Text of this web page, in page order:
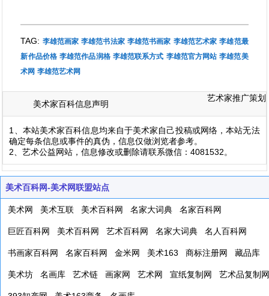
TAG: 李雄范画家 李雄范书法家 李雄范书画家 李雄范艺术家 李雄范最
新作品价格 李雄范作品润格 李雄范联系方式 李雄范官方网站 李雄范美
术网 李雄范艺术网
美术家百科信息声明
艺术家推广策划
1、本站美术家百科信息均来自于美术家自己投稿或网络，本站无法
确定每条信息或事件的真伪，信息仅做浏览者参考。
2、艺术公益网站，信息修改或删除请联系微信：4081532。
美术百科网-美术网联盟站点
美术网 美术互联 美术百科网 名家大词典 名家百科网
巨匠百科网 美术百科网 艺术百科网 名家大词典 名人百科网
书画家百科网 名家百科网 金米网 美术163 商标注册网 藏品库
美术坊 名画库 艺术链 画家网 艺术网 宣纸复制网 艺术品复制网